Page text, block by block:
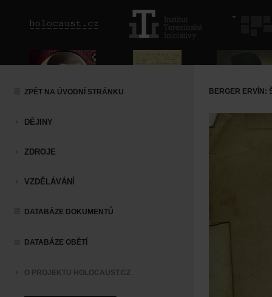
ZPĚT NA ÚVODNÍ STRÁNKU
DĚJINY
ZDROJE
VZDĚLÁVÁNÍ
DATABÁZE DOKUMENTŮ
DATABÁZE OBĚTÍ
O PROJEKTU HOLOCAUST.CZ
BERGER ERVÍN: